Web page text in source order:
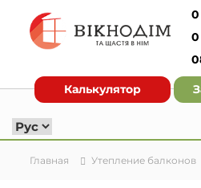
т
с
о
д
0
0
Калькулятор
Главная Утепление балконов